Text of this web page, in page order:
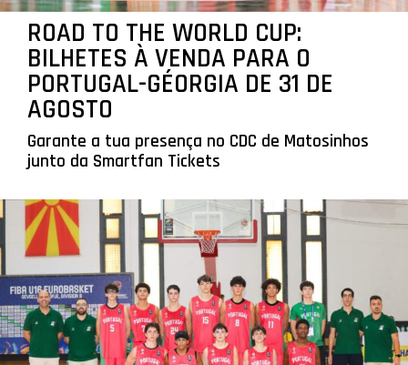
ROAD TO THE WORLD CUP:
BILHETES À VENDA PARA O
PORTUGAL-GÉORGIA DE 31 DE
AGOSTO
Garante a tua presença no CDC de Matosinhos
junto da Smartfan Tickets